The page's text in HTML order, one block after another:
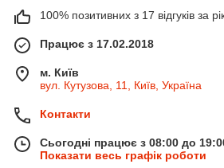
100% позитивних з 17 відгуків за
Працює з 17.02.2018
м. Київ
вул. Кутузова, 11, Київ, Україна
Контакти
Сьогодні працює з 08:00 до
Показати весь графік роботи